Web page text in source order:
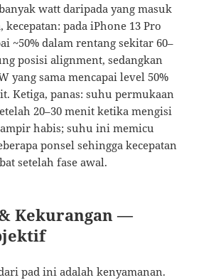
watt daripada yang masuk
kecepatan: pada iPhone 13 Pro
~50% dalam rentang sekitar 60–
posisi alignment, sedangkan
yang sama mencapai level 50%
Ketiga, panas: suhu permukaan
20–30 menit ketika mengisi
habis; suhu ini memicu
ponsel sehingga kecepatan
setelah fase awal.
Kekurangan —
pad ini adalah kenyamanan.